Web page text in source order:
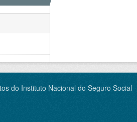
do Instituto Nacional do Seguro Social